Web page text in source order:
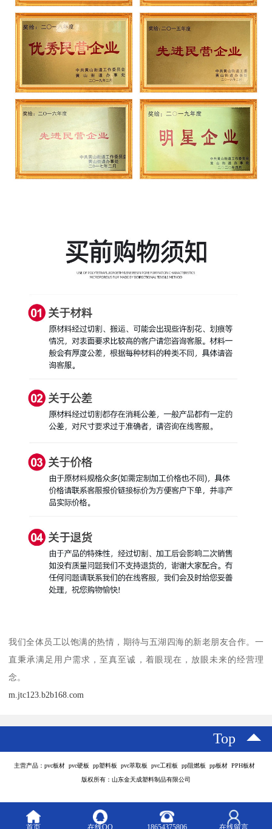
我们全体员工以饱满的热情，期待与五湖四海的新老朋友合作。一
直秉承满足用户需求，至真至诚，着眼现在，放眼未来的经营理
念。
m.jtc123.b2b168.com
Top
主营产品：pvc板材 pvc硬板 pp塑料板 pvc萃取板 pvc工程板 pp阻燃板 pp板材 PPH板材
版权所有：山东金天成塑料制品有限公司
首页 在线QQ 18654375806 在线留言